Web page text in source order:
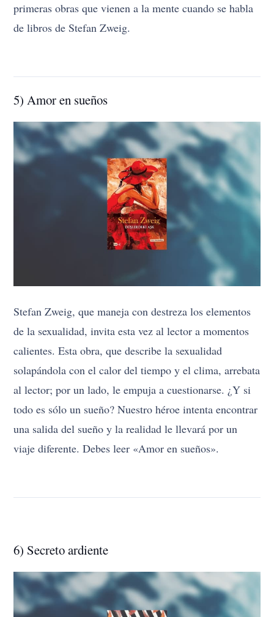
primeras obras que vienen a la mente cuando se habla
de libros de Stefan Zweig.
5) Amor en sueños
Stefan Zweig, que maneja con destreza los elementos
de la sexualidad, invita esta vez al lector a momentos
calientes. Esta obra, que describe la sexualidad
solapándola con el calor del tiempo y el clima, arrebata
al lector; por un lado, le empuja a cuestionarse. ¿Y si
todo es sólo un sueño? Nuestro héroe intenta encontrar
una salida del sueño y la realidad le llevará por un
viaje diferente. Debes leer «Amor en sueños».
6) Secreto ardiente